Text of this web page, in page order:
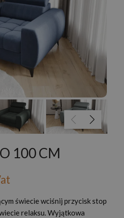
100 CM
świecie wciśnij przycisk stop
relaksu. Wyjątkowa